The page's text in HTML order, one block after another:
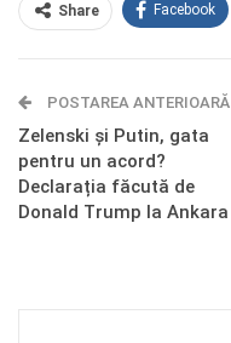
Share Facebook
Telegram OK.ru
POSTAREA ANTERIOARĂ
Zelenski și Putin, gata
pentru un acord?
Declarația făcută de
Donald Trump la Ankara